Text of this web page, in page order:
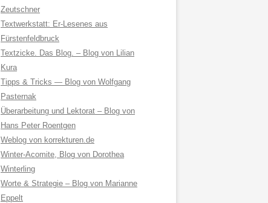
Zeutschner
Textwerkstatt: Er-Lesenes aus
Fürstenfeldbruck
Textzicke. Das Blog. – Blog von Lilian
Kura
Tipps & Tricks — Blog von Wolfgang
Pasternak
Überarbeitung und Lektorat – Blog von
Hans Peter Roentgen
Weblog von korrekturen.de
Winter-Acomite, Blog von Dorothea
Winterling
Worte & Strategie – Blog von Marianne
Eppelt